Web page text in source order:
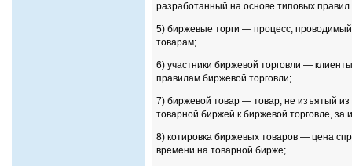
разработанный на основе типовых
5) биржевые торги — процесс,
товарам;
6) участники биржевой торговли —
правилам биржевой торговли;
7) биржевой товар — товар, не изъятый
товарной биржей к биржевой торговле, за
8) котировка биржевых товаров — цена
времени на товарной бирже;